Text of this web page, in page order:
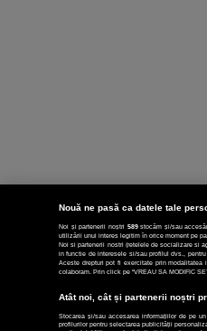
Nouă ne pasă ca datele tale
Noi și partenerii noștri 589stocăm și/sau
utilizării unui interes legitim în orice moment pe
Noi si partenerii nostri (retelele de socializare si
in functie de interesele si/sau profilul dvs.,
Aceste drepturi pot fi exercitate prin modalitatea
colaboram. Prin click pe “VREAU SA MODIFIC
Atât noi, cât și partenerii noștri
Stocarea și/sau accesarea informațiilor de pe
profilurilor pentru selectarea publicității